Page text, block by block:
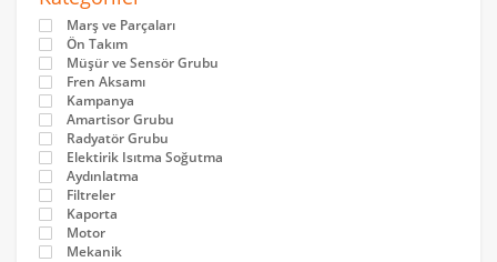
Marş ve Parçaları
Ön Takım
Müşür ve Sensör Grubu
Fren Aksamı
Kampanya
Amartisor Grubu
Radyatör Grubu
Elektirik Isıtma Soğutma
Aydınlatma
Filtreler
Kaporta
Motor
Mekanik